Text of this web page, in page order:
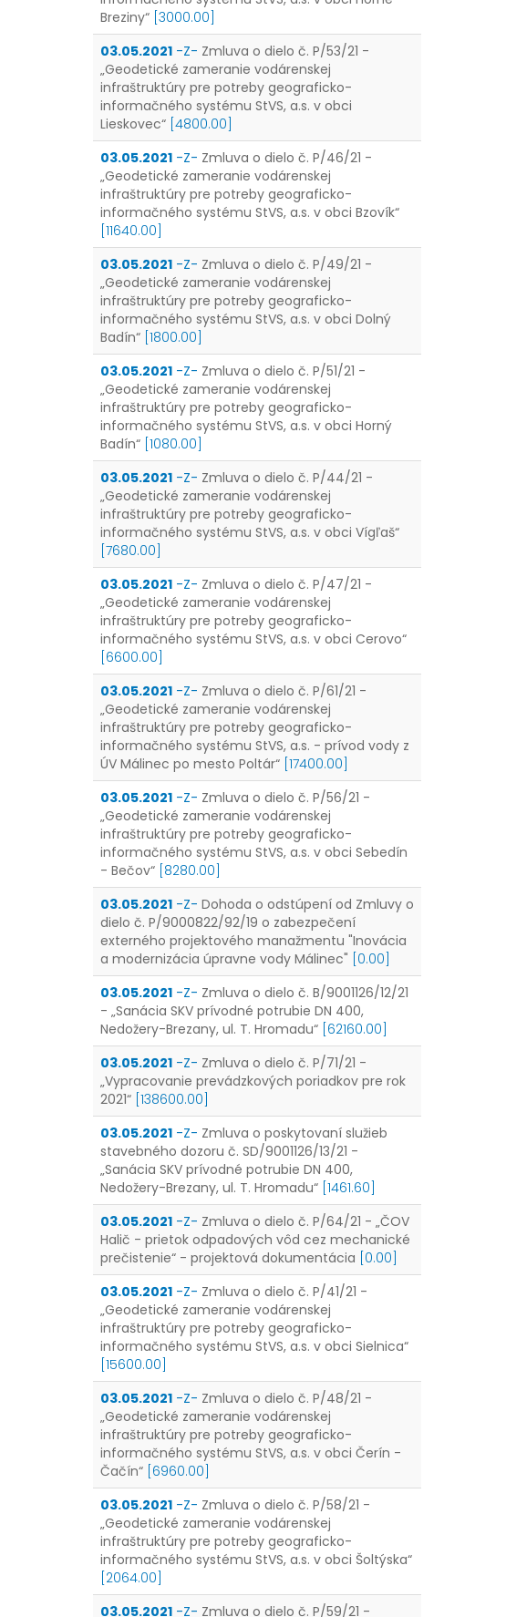
Breziny“ [3000.00]
03.05.2021 -Z- Zmluva o dielo č. P/53/21 -
„Geodetické zameranie vodárenskej
infraštruktúry pre potreby geograficko-
informačného systému StVS, a.s. v obci
Lieskovec“ [4800.00]
03.05.2021 -Z- Zmluva o dielo č. P/46/21 -
„Geodetické zameranie vodárenskej
infraštruktúry pre potreby geograficko-
informačného systému StVS, a.s. v obci Bzovík“
[11640.00]
03.05.2021 -Z- Zmluva o dielo č. P/49/21 -
„Geodetické zameranie vodárenskej
infraštruktúry pre potreby geograficko-
informačného systému StVS, a.s. v obci Dolný
Badín“ [1800.00]
03.05.2021 -Z- Zmluva o dielo č. P/51/21 -
„Geodetické zameranie vodárenskej
infraštruktúry pre potreby geograficko-
informačného systému StVS, a.s. v obci Horný
Badín“ [1080.00]
03.05.2021 -Z- Zmluva o dielo č. P/44/21 -
„Geodetické zameranie vodárenskej
infraštruktúry pre potreby geograficko-
informačného systému StVS, a.s. v obci Vígľaš“
[7680.00]
03.05.2021 -Z- Zmluva o dielo č. P/47/21 -
„Geodetické zameranie vodárenskej
infraštruktúry pre potreby geograficko-
informačného systému StVS, a.s. v obci Cerovo“
[6600.00]
03.05.2021 -Z- Zmluva o dielo č. P/61/21 -
„Geodetické zameranie vodárenskej
infraštruktúry pre potreby geograficko-
informačného systému StVS, a.s. - prívod vody z
ÚV Málinec po mesto Poltár“ [17400.00]
03.05.2021 -Z- Zmluva o dielo č. P/56/21 -
„Geodetické zameranie vodárenskej
infraštruktúry pre potreby geograficko-
informačného systému StVS, a.s. v obci Sebedín
- Bečov“ [8280.00]
03.05.2021 -Z- Dohoda o odstúpení od Zmluvy o
dielo č. P/9000822/92/19 o zabezpečení
externého projektového manažmentu "Inovácia
a modernizácia úpravne vody Málinec" [0.00]
03.05.2021 -Z- Zmluva o dielo č. B/9001126/12/21
- „Sanácia SKV prívodné potrubie DN 400,
Nedožery-Brezany, ul. T. Hromadu“ [62160.00]
03.05.2021 -Z- Zmluva o dielo č. P/71/21 -
„Vypracovanie prevádzkových poriadkov pre rok
2021“ [138600.00]
03.05.2021 -Z- Zmluva o poskytovaní služieb
stavebného dozoru č. SD/9001126/13/21 -
„Sanácia SKV prívodné potrubie DN 400,
Nedožery-Brezany, ul. T. Hromadu“ [1461.60]
03.05.2021 -Z- Zmluva o dielo č. P/64/21 - „ČOV
Halič - prietok odpadových vôd cez mechanické
prečistenie“ - projektová dokumentácia [0.00]
03.05.2021 -Z- Zmluva o dielo č. P/41/21 -
„Geodetické zameranie vodárenskej
infraštruktúry pre potreby geograficko-
informačného systému StVS, a.s. v obci Sielnica“
[15600.00]
03.05.2021 -Z- Zmluva o dielo č. P/48/21 -
„Geodetické zameranie vodárenskej
infraštruktúry pre potreby geograficko-
informačného systému StVS, a.s. v obci Čerín -
Čačín“ [6960.00]
03.05.2021 -Z- Zmluva o dielo č. P/58/21 -
„Geodetické zameranie vodárenskej
infraštruktúry pre potreby geograficko-
informačného systému StVS, a.s. v obci Šoltýska“
[2064.00]
03.05.2021 -Z- Zmluva o dielo č. P/59/21 -